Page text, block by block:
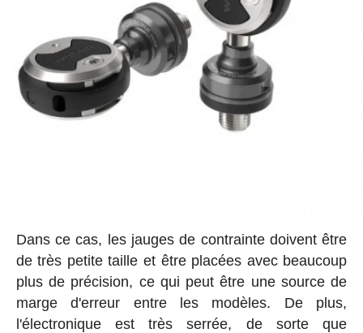
Dans ce cas, les jauges de contrainte doivent être
de très petite taille et être placées avec beaucoup
plus de précision, ce qui peut être une source de
marge d'erreur entre les modèles. De plus,
l'électronique est très serrée, de sorte que